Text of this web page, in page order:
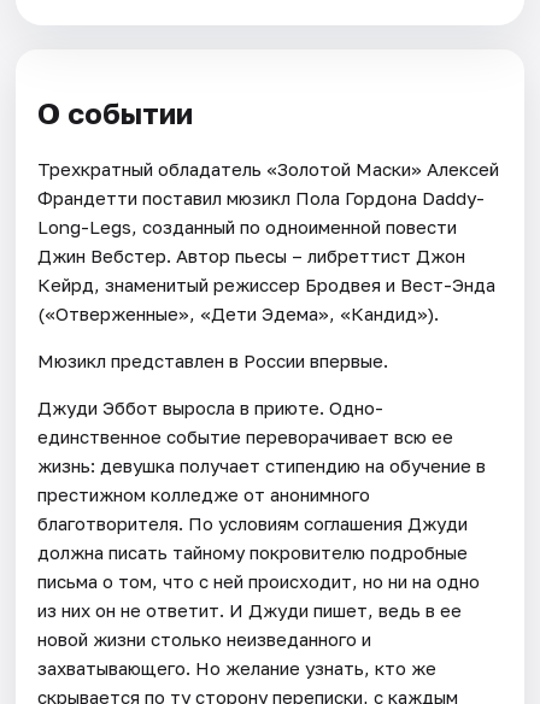
О событии
Трехкратный обладатель «Золотой Маски» Алексей
Франдетти поставил мюзикл Пола Гордона Daddy-
Long-Legs, созданный по одноименной повести
Джин Вебстер. Автор пьесы – либреттист Джон
Кейрд, знаменитый режиссер Бродвея и Вест-Энда
(«Отверженные», «Дети Эдема», «Кандид»).
Мюзикл представлен в России впервые.
Джуди Эббот выросла в приюте. Одно-
единственное событие переворачивает всю ее
жизнь: девушка получает стипендию на обучение в
престижном колледже от анонимного
благотворителя. По условиям соглашения Джуди
должна писать тайному покровителю подробные
письма о том, что с ней происходит, но ни на одно
из них он не ответит. И Джуди пишет, ведь в ее
новой жизни столько неизведанного и
захватывающего. Но желание узнать, кто же
скрывается по ту сторону переписки, с каждым